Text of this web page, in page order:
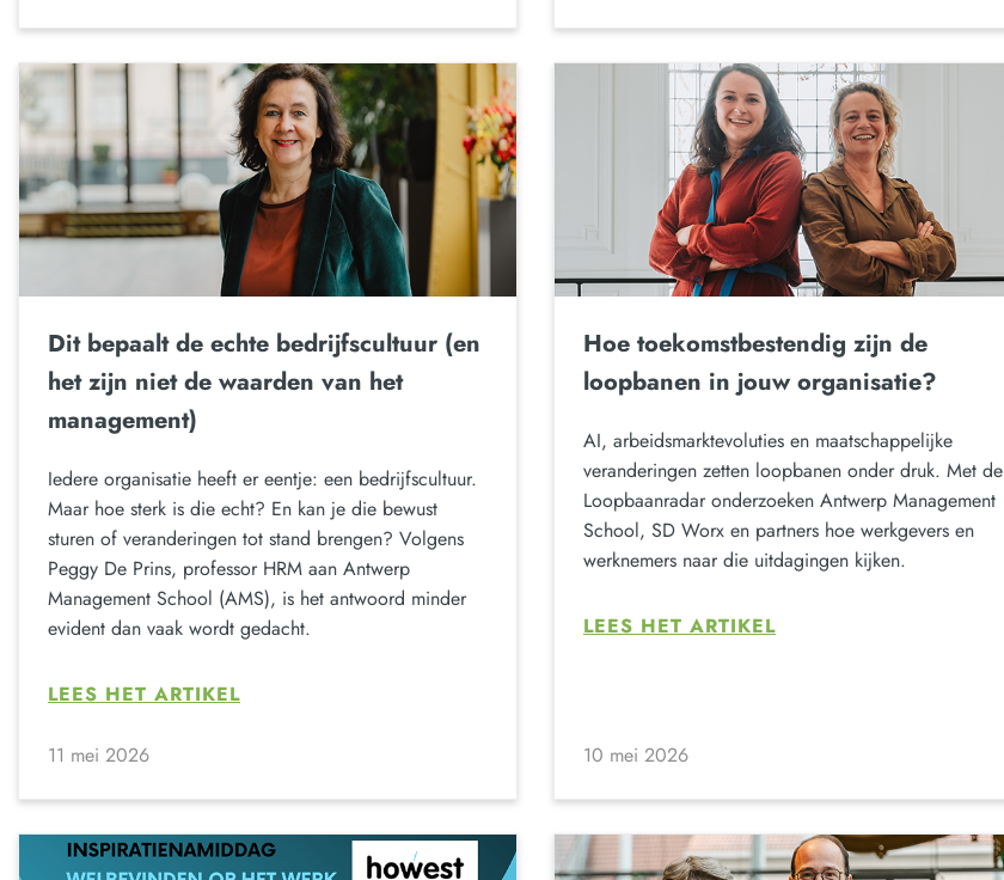
Dit bepaalt de echte bedrijfscultuur (en
het zijn niet de waarden van het
management)
Iedere organisatie heeft er eentje: een bedrijfscultuur.
Maar hoe sterk is die echt? En kan je die bewust
sturen of veranderingen tot stand brengen? Volgens
Peggy De Prins, professor HRM aan Antwerp
Management School (AMS), is het antwoord minder
evident dan vaak wordt gedacht.
LEES HET ARTIKEL
11 mei 2026
Hoe toekomstbestendig zijn de
loopbanen in jouw organisatie?
AI, arbeidsmarktevoluties en maatschappelijke
veranderingen zetten loopbanen onder druk. Met de
Loopbaanradar onderzoeken Antwerp Management
School, SD Worx en partners hoe werkgevers en
werknemers naar die uitdagingen kijken.
LEES HET ARTIKEL
10 mei 2026